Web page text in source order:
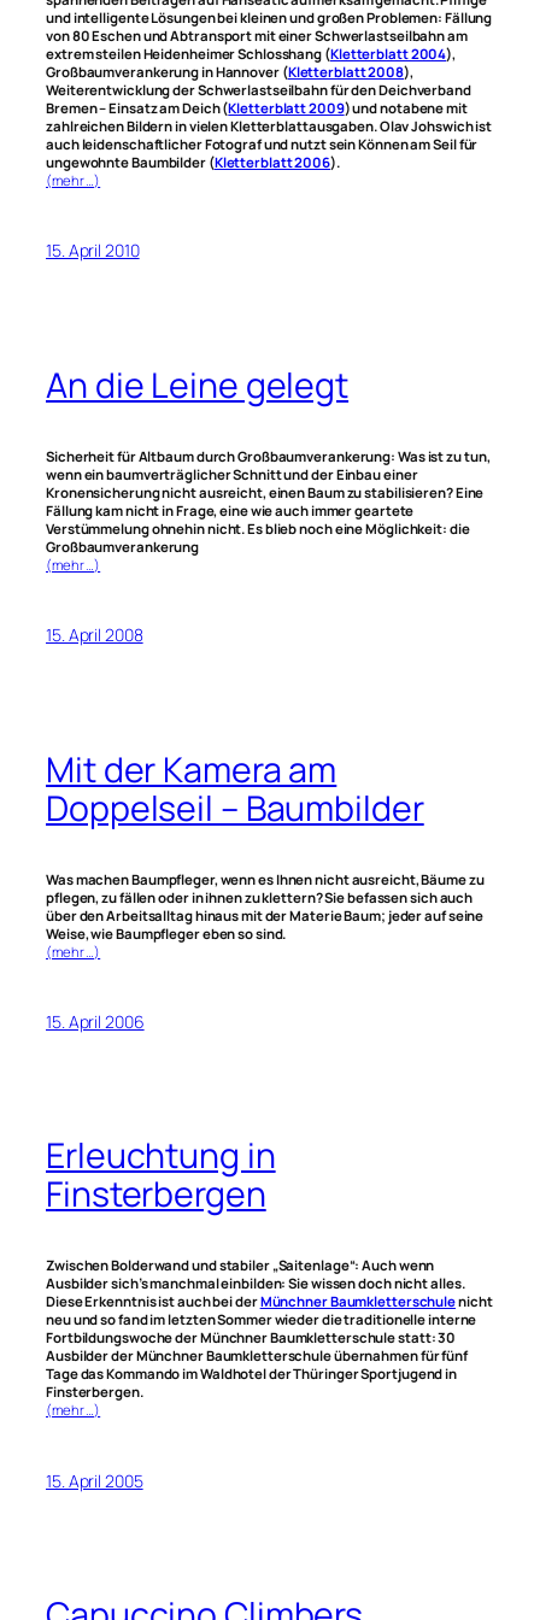
und intelligente Lösungen bei kleinen und großen Problemen: Fällung
von 80 Eschen und Abtransport mit einer Schwerlastseilbahn am
extrem steilen Heidenheimer Schlosshang (Kletterblatt 2004),
Großbaumverankerung in Hannover (Kletterblatt 2008),
Weiterentwicklung der Schwerlastseilbahn für den Deichverband
Bremen – Einsatz am Deich (Kletterblatt 2009) und notabene mit
zahlreichen Bildern in vielen Kletterblattausgaben. Olav Johswich ist
auch leidenschaftlicher Fotograf und nutzt sein Können am Seil für
ungewohnte Baumbilder (Kletterblatt 2006).
(mehr …)
15. April 2010
An die Leine gelegt
Sicherheit für Altbaum durch Großbaumverankerung: Was ist zu tun,
wenn ein baumverträglicher Schnitt und der Einbau einer
Kronensicherung nicht ausreicht, einen Baum zu stabilisieren? Eine
Fällung kam nicht in Frage, eine wie auch immer geartete
Verstümmelung ohnehin nicht. Es blieb noch eine Möglichkeit: die
Großbaumverankerung
(mehr …)
15. April 2008
Mit der Kamera am
Doppelseil – Baumbilder
Was machen Baumpfleger, wenn es Ihnen nicht ausreicht, Bäume zu
pflegen, zu fällen oder in ihnen zu klettern? Sie befassen sich auch
über den Arbeitsalltag hinaus mit der Materie Baum; jeder auf seine
Weise, wie Baumpfleger eben so sind.
(mehr …)
15. April 2006
Erleuchtung in
Finsterbergen
Zwischen Bolderwand und stabiler „Saitenlage“: Auch wenn
Ausbilder sich’s manchmal einbilden: Sie wissen doch nicht alles.
Diese Erkenntnis ist auch bei derMünchner Baumkletterschulenicht
neu und so fand im letzten Sommer wieder die traditionelle interne
Fortbildungswoche der Münchner Baumkletterschule statt: 30
Ausbilder der Münchner Baumkletterschule übernahmen für fünf
Tage das Kommando im Waldhotel der Thüringer Sportjugend in
Finsterbergen.
(mehr …)
15. April 2005